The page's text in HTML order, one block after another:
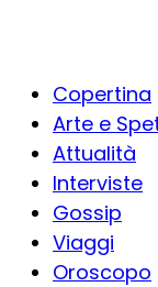
Copertina
Arte e
Attualità
Interviste
Gossip
Viaggi
Oroscopo